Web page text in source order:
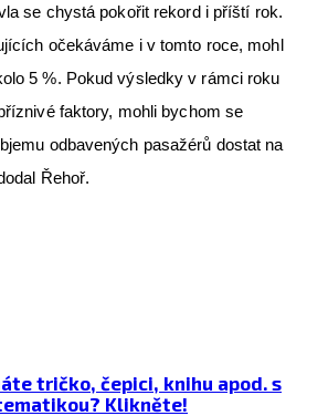
se chystá pokořit rekord i příští rok.
očekáváme i v tomto roce, mohl
5 %. Pokud výsledky v rámci roku
faktory, mohli bychom se
odbavených pasažérů dostat na
Řehoř.
tričko, čepici, knihu apod. s
Klikněte!